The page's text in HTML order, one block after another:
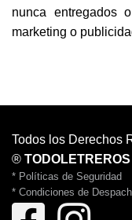
nunca entregados
marketing o
Todos los Derechos
® TODOLETREROS
* Políticas de Seguridad
* Condiciones de